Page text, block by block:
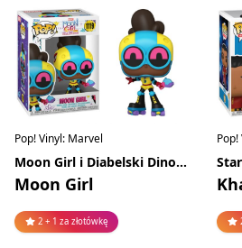
Pop! Vinyl: Marvel
Moon Girl i Diabelski Dinozaur
Moon Girl
2 + 1 za złotówkę